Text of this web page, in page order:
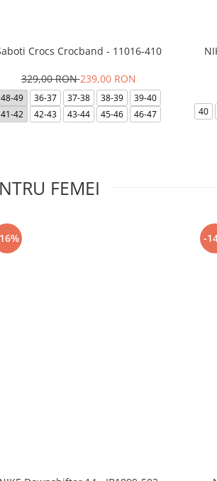
Crocs Crocband - 11016-410
329,00 RON239,00 RON
48-49 36-37 37-38 38-39
39-40
41-42
42-43 43-44 45-46 46-47 40
FEMEI
-